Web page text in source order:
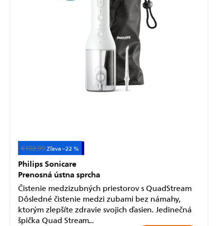
Akcia + 1 rok záruka
€102,99 –22 %
Philips Sonicare
Prenosná ústna sprcha
Čistenie medzizubných priestorov s QuadStream
Dôsledné čistenie medzi zubami bez námahy,
ktorým zlepšíte zdravie svojich ďasien. Jedinečná
špička Quad Stream...